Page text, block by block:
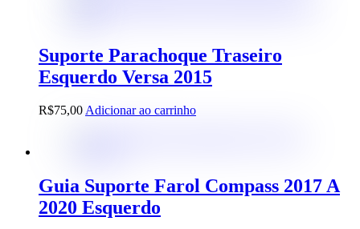
Suporte Parachoque Traseiro
Esquerdo Versa 2015
R$75,00Adicionar ao carrinho
Guia Suporte Farol Compass 2017 A
2020 Esquerdo